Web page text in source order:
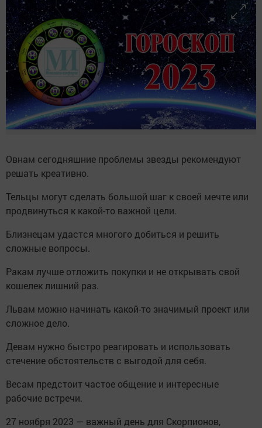
Овнам сегодняшние проблемы звезды рекомендуют
решать креативно.
Тельцы могут сделать большой шаг к своей мечте или
продвинуться к какой-то важной цели.
Близнецам удастся многого добиться и решить
сложные вопросы.
Ракам лучше отложить покупки и не открывать свой
кошелек лишний раз.
Львам можно начинать какой-то значимый проект или
сложное дело.
Девам нужно быстро реагировать и использовать
стечение обстоятельств с выгодой для себя.
Весам предстоит частое общение и интересные
рабочие встречи.
27 ноября 2023 — важный день для Скорпионов,